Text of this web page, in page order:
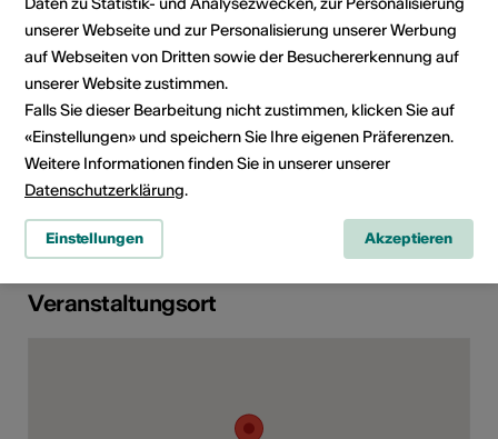
1920 Martigny
Telefon +41 (0)27 607 15 40
E-Mail
Webseite
Rubrik
Veranstaltungsort
unserer Webseite und zur Personalisierung unserer Werbung
auf Webseiten von Dritten sowie der Besuchererkennung auf
unserer Website zustimmen.
Falls Sie dieser Bearbeitung nicht zustimmen, klicken Sie auf
«Einstellungen» und speichern Sie Ihre eigenen Präferenzen.
Weitere Informationen finden Sie in unserer unserer
Datenschutzerklärung.
Einstellungen Akzeptieren